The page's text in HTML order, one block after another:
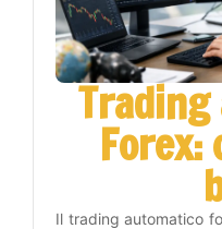
Forex:
Il trading automatico